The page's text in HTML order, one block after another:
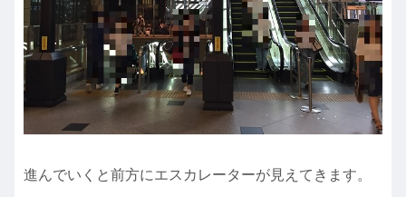
進んでいくと前方にエスカレーターが見えてきます。